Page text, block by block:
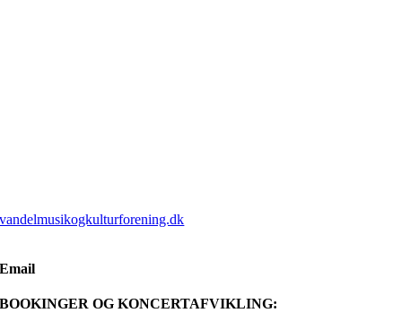
vandelmusikogkulturforening.dk
Email
BOOKINGER OG KONCERTAFVIKLING: